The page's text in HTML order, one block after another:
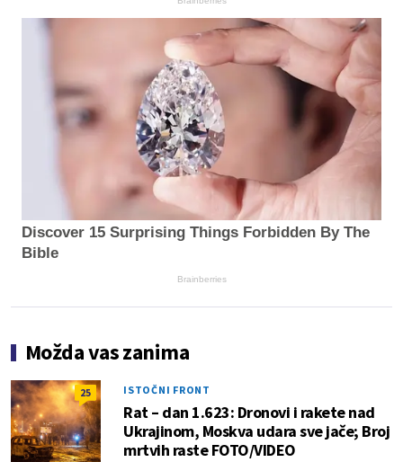
Discover 15 Surprising Things Forbidden By The
Bible
Brainberries
Možda vas zanima
25 ISTOČNI FRONT
Rat – dan 1.623: Dronovi i rakete nad
Ukrajinom, Moskva udara sve jače; Broj
mrtvih raste FOTO/VIDEO